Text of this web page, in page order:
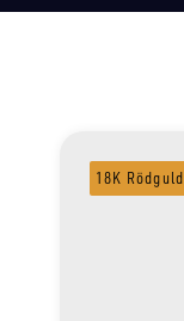
18K Rödguld